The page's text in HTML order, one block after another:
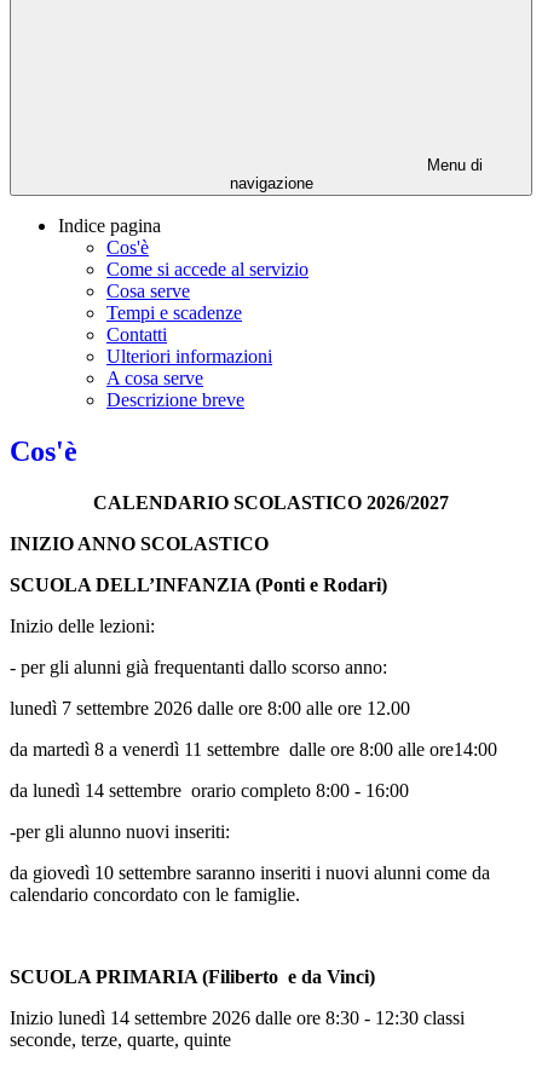
Menu di
navigazione
Indice pagina
Cos'è
Come si accede al servizio
Cosa serve
Tempi e scadenze
Contatti
Ulteriori informazioni
A cosa serve
Descrizione breve
Cos'è
CALENDARIO SCOLASTICO 2026/2027
INIZIO ANNO SCOLASTICO
SCUOLA DELL’INFANZIA (Ponti e Rodari)
Inizio delle lezioni:
- per gli alunni già frequentanti dallo scorso anno:
lunedì 7 settembre 2026 dalle ore 8:00 alle ore 12.00
da martedì 8 a venerdì 11 settembre dalle ore 8:00 alle ore14:00
da lunedì 14 settembre orario completo 8:00 - 16:00
-per gli alunno nuovi inseriti:
da giovedì 10 settembre saranno inseriti i nuovi alunni come da
calendario concordato con le famiglie.
SCUOLA PRIMARIA (Filiberto e da Vinci)
Inizio lunedì 14 settembre 2026 dalle ore 8:30 - 12:30 classi
seconde, terze, quarte, quinte